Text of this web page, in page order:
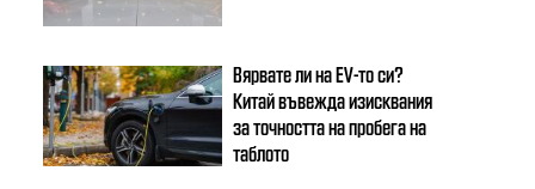
Вярвате ли на EV-то си?
Китай въвежда изисквания
за точността на пробега на
таблото